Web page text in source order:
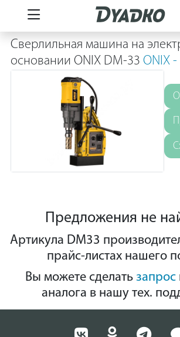
Сверлильная машина на
основании ONIX DM-33 ONIX
Предложения не
Артикула DM33
прайс-листах нашего
Вы можете сделать запрос
аналога в нашу тех.